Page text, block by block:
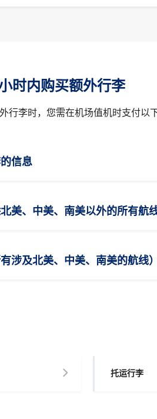
时内购买额外行李
行李时，您需在机场值机时支付以下
信息
美、中美、南美以外的所有航线
涉及北美、中美、南美的航线）
托运行李